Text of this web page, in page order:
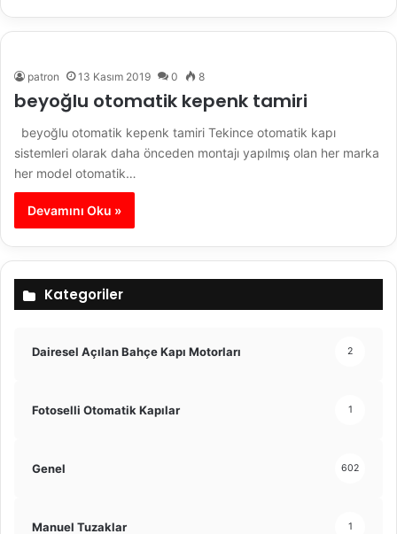
patron 13 Kasım 2019 0 8
beyoğlu otomatik kepenk tamiri
beyoğlu otomatik kepenk tamiri Tekince otomatik kapı
sistemleri olarak daha önceden montajı yapılmış olan her marka
her model otomatik…
Devamını Oku »
Kategoriler
Dairesel Açılan Bahçe Kapı Motorları 2
Fotoselli Otomatik Kapılar 1
Genel 602
Manuel Tuzaklar 1